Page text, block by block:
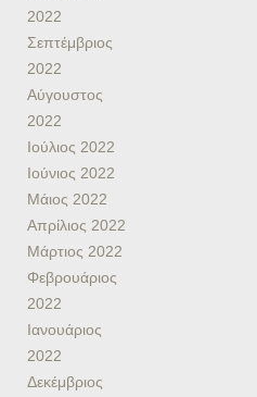
2022
Σεπτέμβριος
2022
Αύγουστος
2022
Ιούλιος 2022
Ιούνιος 2022
Μάιος 2022
Απρίλιος 2022
Μάρτιος 2022
Φεβρουάριος
2022
Ιανουάριος
2022
Δεκέμβριος